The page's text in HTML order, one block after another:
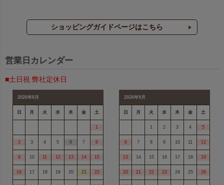
ショッピングガイドページはこちら
営業日カレンダー
■土日祝 弊社定休日
2026年8月
日 月 火 水 木 金 土
1
2 3 4 5 6 7 8
9 10 11 12 13 14 15
16 17 18 19 20 21 22
2026年9月
日 月 火 水 木 金 土
1 2 3 4 5
6 7 8 9 10 11 12
13 14 15 16 17 18 19
20 21 22 23 24 25 26